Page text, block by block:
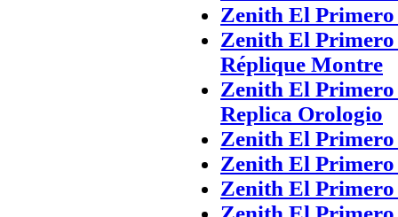
Zenith El
Zenith El
Réplique Montre
Zenith El Primero
Replica Orologio
Zenith El Primero
Zenith El
Zenith El